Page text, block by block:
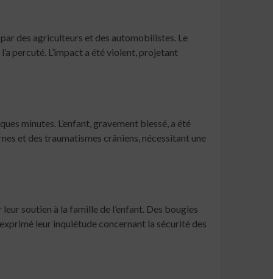
des agriculteurs et des automobilistes. Le
percuté. L’impact a été violent, projetant
minutes. L’enfant, gravement blessé, a été
et des traumatismes crâniens, nécessitant une
soutien à la famille de l’enfant. Des bougies
leur inquiétude concernant la sécurité des